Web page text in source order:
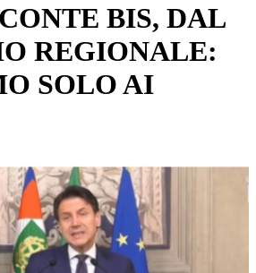
BIS, DAL
REGIONALE:
SOLO AI